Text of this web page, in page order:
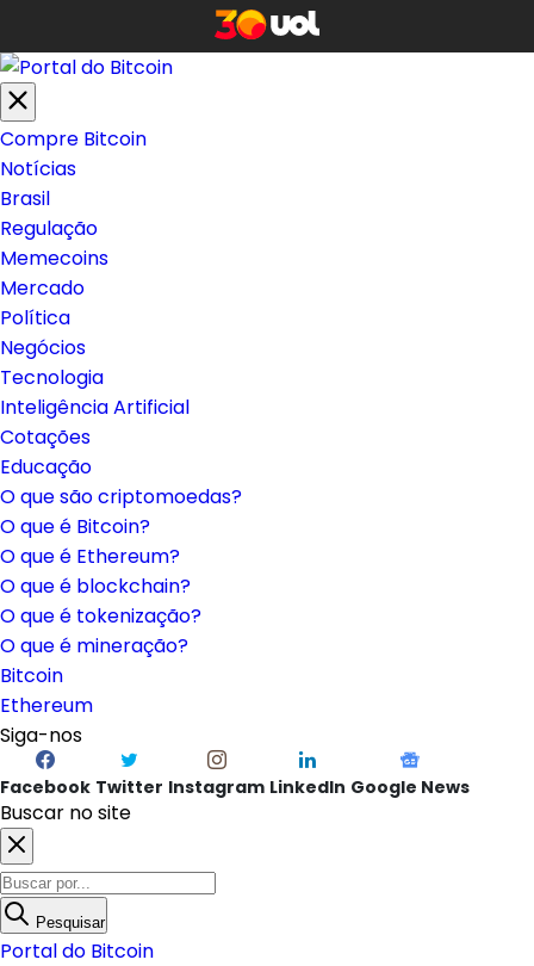
Compre Bitcoin
Notícias
Brasil
Regulação
Memecoins
Mercado
Política
Negócios
Tecnologia
Inteligência Artificial
Cotações
Educação
O que são criptomoedas?
O que é Bitcoin?
O que é Ethereum?
O que é blockchain?
O que é tokenização?
O que é mineração?
Bitcoin
Ethereum
Siga-nos
Facebook Twitter Instagram LinkedIn Google News
Buscar no site
Pesquisar
Portal do Bitcoin